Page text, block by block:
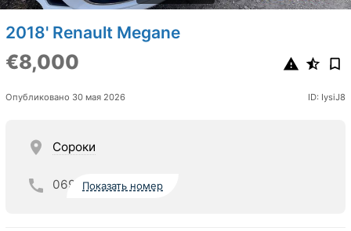
2018' Renault Megane
€8,000
Опубликовано 30 мая 2026 ID: IysiJ8
Сороки
069 Показать номер